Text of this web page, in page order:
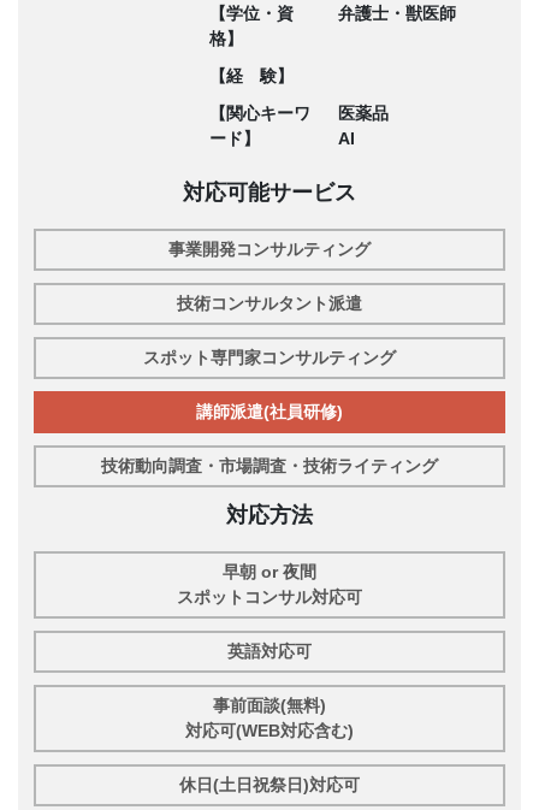
【学位・資
格】
弁護士・獣医師
【経 験】
【関心キーワ
ード】
医薬品
AI
対応可能サービス
事業開発コンサルティング
技術コンサルタント派遣
スポット専門家コンサルティング
講師派遣(社員研修)
技術動向調査・市場調査・技術ライティング
対応方法
早朝 or 夜間
スポットコンサル対応可
英語対応可
事前面談(無料)
対応可(WEB対応含む)
休日(土日祝祭日)対応可